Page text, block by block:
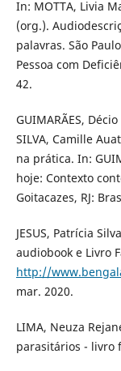
In: MOTTA, Livia
(org.).
palavras. São
Pessoa com
42.
GUIMARÃES,
SILVA, Camille
na prática. In:
hoje: Contexto
Goitacazes, RJ:
JESUS, Patrícia
audiobook e Livro
http://
mar. 2020.
LIMA, Neuza
parasitários - livro